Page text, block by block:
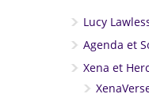
Lucy
Agenda et
Xena et